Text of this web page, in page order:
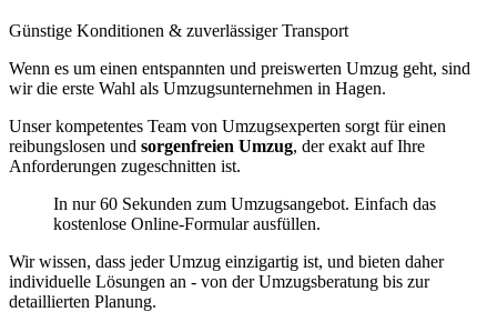
Günstige Konditionen & zuverlässiger Transport
Wenn es um einen entspannten und preiswerten Umzug geht, sind
wir die erste Wahl als Umzugsunternehmen in Hagen.
Unser kompetentes Team von Umzugsexperten sorgt für einen
reibungslosen und sorgenfreien Umzug, der exakt auf Ihre
Anforderungen zugeschnitten ist.
In nur 60 Sekunden zum Umzugsangebot. Einfach das
kostenlose Online-Formular ausfüllen.
Wir wissen, dass jeder Umzug einzigartig ist, und bieten daher
individuelle Lösungen an - von der Umzugsberatung bis zur
detaillierten Planung.